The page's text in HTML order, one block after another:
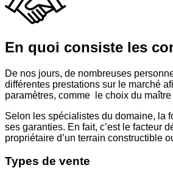
En quoi consiste les
De nos jours, de nombreuses
différentes prestations sur le marché
paramètres, comme le choix du
Selon les spécialistes du domaine, la
ses garanties. En fait, c’est le facteur
propriétaire d’un terrain constructible
Types de vente